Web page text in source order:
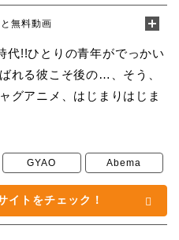
無料動画
!!ひとりの青年がでっかい
れる彼こそ後の…、そう、
グアニメ、はじまりはじま
GYAO Abema
イトをチェック！